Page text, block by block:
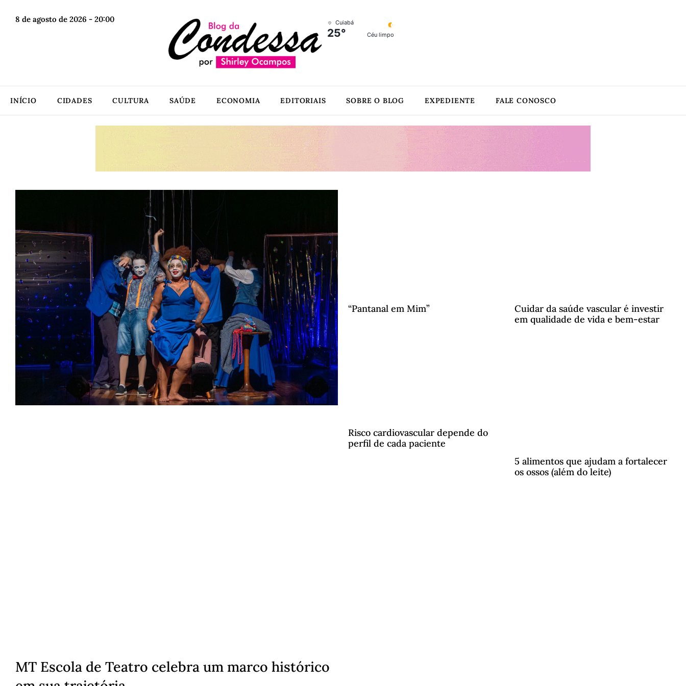
8 de agosto de 2026 - 20:00 Cuiabá
25° Céu limpo
INÍCIO CIDADES CULTURA SAÚDE ECONOMIA EDITORIAIS SOBRE O BLOG EXPEDIENTE FALE CONOSCO
MT Escola de Teatro celebra um marco histórico
“Pantanal em Mim”
Risco cardiovascular depende do
perfil de cada paciente
Cuidar da saúde vascular é investir
em qualidade de vida e bem-estar
5 alimentos que ajudam a fortalecer
os ossos (além do leite)